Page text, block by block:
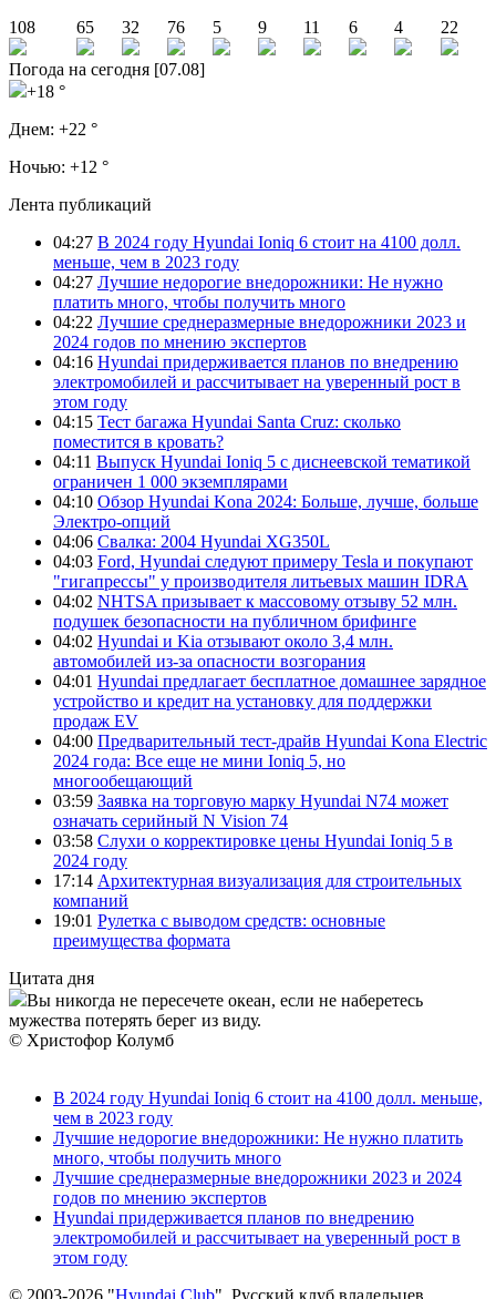
108
65 32 76 5 9 11 6 4 22
Погода на сегодня [07.08]
+18 °
Днем: +22 °
Ночью: +12 °
Лента публикаций
04:27 В 2024 году Hyundai Ioniq 6 стоит на 4100 долл.
меньше, чем в 2023 году
04:27 Лучшие недорогие внедорожники: Не нужно
платить много, чтобы получить много
04:22 Лучшие среднеразмерные внедорожники 2023 и
2024 годов по мнению экспертов
04:16 Hyundai придерживается планов по внедрению
электромобилей и рассчитывает на уверенный рост в
этом году
04:15 Тест багажа Hyundai Santa Cruz: сколько
поместится в кровать?
04:11 Выпуск Hyundai Ioniq 5 с диснеевской тематикой
ограничен 1 000 экземплярами
04:10 Обзор Hyundai Kona 2024: Больше, лучше, больше
Электро-опций
04:06 Свалка: 2004 Hyundai XG350L
04:03 Ford, Hyundai следуют примеру Tesla и покупают
"гигапрессы" у производителя литьевых машин IDRA
04:02 NHTSA призывает к массовому отзыву 52 млн.
подушек безопасности на публичном брифинге
04:02 Hyundai и Kia отзывают около 3,4 млн.
автомобилей из-за опасности возгорания
04:01 Hyundai предлагает бесплатное домашнее зарядное
устройство и кредит на установку для поддержки
продаж EV
04:00 Предварительный тест-драйв Hyundai Kona Electric
2024 года: Все еще не мини Ioniq 5, но
многообещающий
03:59 Заявка на торговую марку Hyundai N74 может
означать серийный N Vision 74
03:58 Слухи о корректировке цены Hyundai Ioniq 5 в
2024 году
17:14 Архитектурная визуализация для строительных
компаний
19:01 Рулетка с выводом средств: основные
преимущества формата
Цитата дня
Вы никогда не пересечете океан, если не наберетесь
мужества потерять берег из виду.
© Христофор Колумб
В 2024 году Hyundai Ioniq 6 стоит на 4100 долл. меньше,
чем в 2023 году
Лучшие недорогие внедорожники: Не нужно платить
много, чтобы получить много
Лучшие среднеразмерные внедорожники 2023 и 2024
годов по мнению экспертов
Hyundai придерживается планов по внедрению
электромобилей и рассчитывает на уверенный рост в
этом году
© 2003-2026 "Hyundai Club". Русский клуб владельцев